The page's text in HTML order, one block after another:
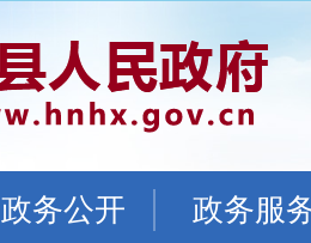
政务公开 政务服